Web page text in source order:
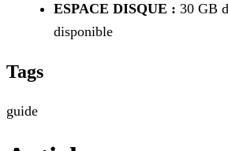
ESPACE DISQUE : 30 GB
disponible
Tags
guide